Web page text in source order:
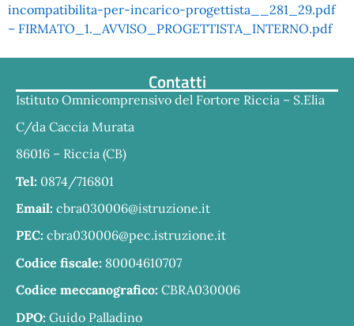
incompatibilita-per-incarico-progettista__281_29.pdf
– FIRMATO_1._AVVISO_PROGETTISTA_INTERNO.pdf
Contatti
Istituto Omnicomprensivo del Fortore Riccia – S.Elia
C/da Caccia Murata
86016 – Riccia (CB)
Tel: 0874/716801
Email: cbra030006@istruzione.it
PEC: cbra030006@pec.istruzione.it
Codice fiscale: 80004610707
Codice meccanografico: CBRA030006
DPO: Guido Palladino